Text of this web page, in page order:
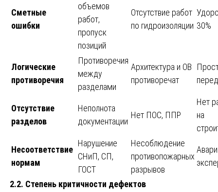
Сметные
ошибки
объемов
работ,
пропуск
позиций
Отсутствие работ
по гидроизоляции 30%
Логические
противоречия
Противоречия
между
разделами
Архитектура и ОВ
противоречат
Отсутствие
разделов
Неполнота
документации
Нет ПОС, ППР
Нет
на
Несоответствие
нормам
Нарушение
СНиП, СП,
ГОСТ
Несоблюдение
противопожарных
разрывов
2.2. Степень критичности дефектов